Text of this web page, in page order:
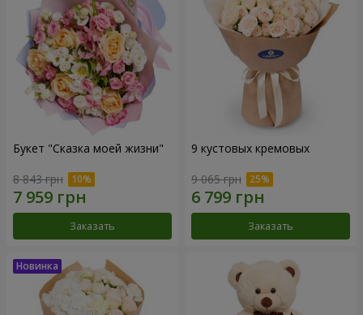
Букет "Сказка моей жизни"
8 843 грн
Заказать
9 кустовых кремовых
9 065 грн
Заказать